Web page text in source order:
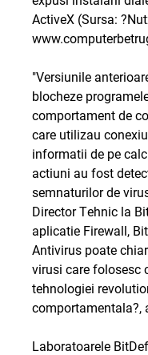
ActiveX (Sursa:
"Versiunile
blocheze
comportament de
care utilizau
informatii de pe
actiuni au fost
semnaturilor de
Director Tehnic la
aplicatie Firewall,
Antivirus poate
virusi care folosesc
tehnologiei
comportamentala?,
Laboratoarele